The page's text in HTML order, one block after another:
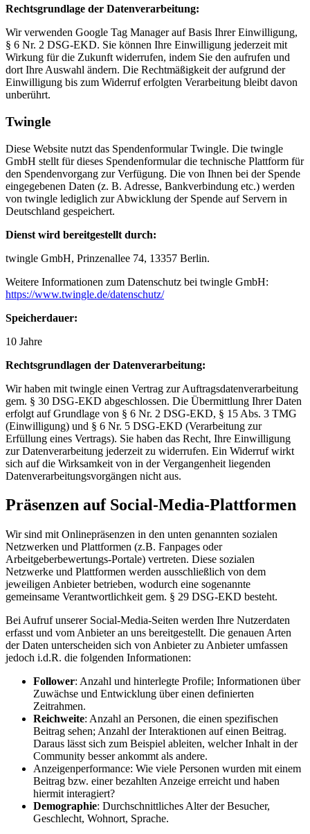
Rechtsgrundlage der Datenverarbeitung:
Wir verwenden Google Tag Manager auf Basis Ihrer Einwilligung,
§ 6 Nr. 2 DSG-EKD. Sie können Ihre Einwilligung jederzeit mit
Wirkung für die Zukunft widerrufen, indem Sie den aufrufen und
dort Ihre Auswahl ändern. Die Rechtmäßigkeit der aufgrund der
Einwilligung bis zum Widerruf erfolgten Verarbeitung bleibt davon
unberührt.
Twingle
Diese Website nutzt das Spendenformular Twingle. Die twingle
GmbH stellt für dieses Spendenformular die technische Plattform für
den Spendenvorgang zur Verfügung. Die von Ihnen bei der Spende
eingegebenen Daten (z. B. Adresse, Bankverbindung etc.) werden
von twingle lediglich zur Abwicklung der Spende auf Servern in
Deutschland gespeichert.
Dienst wird bereitgestellt durch:
twingle GmbH, Prinzenallee 74, 13357 Berlin.
Weitere Informationen zum Datenschutz bei twingle GmbH:
https://www.twingle.de/datenschutz/
Speicherdauer:
10 Jahre
Rechtsgrundlagen der Datenverarbeitung:
Wir haben mit twingle einen Vertrag zur Auftragsdatenverarbeitung
gem. § 30 DSG-EKD abgeschlossen. Die Übermittlung Ihrer Daten
erfolgt auf Grundlage von § 6 Nr. 2 DSG-EKD, § 15 Abs. 3 TMG
(Einwilligung) und § 6 Nr. 5 DSG-EKD (Verarbeitung zur
Erfüllung eines Vertrags). Sie haben das Recht, Ihre Einwilligung
zur Datenverarbeitung jederzeit zu widerrufen. Ein Widerruf wirkt
sich auf die Wirksamkeit von in der Vergangenheit liegenden
Datenverarbeitungsvorgängen nicht aus.
Präsenzen auf Social-Media-Plattformen
Wir sind mit Onlinepräsenzen in den unten genannten sozialen
Netzwerken und Plattformen (z.B. Fanpages oder
Arbeitgeberbewertungs-Portale) vertreten. Diese sozialen
Netzwerke und Plattformen werden ausschließlich von dem
jeweiligen Anbieter betrieben, wodurch eine sogenannte
gemeinsame Verantwortlichkeit gem. § 29 DSG-EKD besteht.
Bei Aufruf unserer Social-Media-Seiten werden Ihre Nutzerdaten
erfasst und vom Anbieter an uns bereitgestellt. Die genauen Arten
der Daten unterscheiden sich von Anbieter zu Anbieter umfassen
jedoch i.d.R. die folgenden Informationen:
Follower: Anzahl und hinterlegte Profile; Informationen über
Zuwächse und Entwicklung über einen definierten
Zeitrahmen.
Reichweite: Anzahl an Personen, die einen spezifischen
Beitrag sehen; Anzahl der Interaktionen auf einen Beitrag.
Daraus lässt sich zum Beispiel ableiten, welcher Inhalt in der
Community besser ankommt als andere.
Anzeigenperformance: Wie viele Personen wurden mit einem
Beitrag bzw. einer bezahlten Anzeige erreicht und haben
hiermit interagiert?
Demographie: Durchschnittliches Alter der Besucher,
Geschlecht, Wohnort, Sprache.